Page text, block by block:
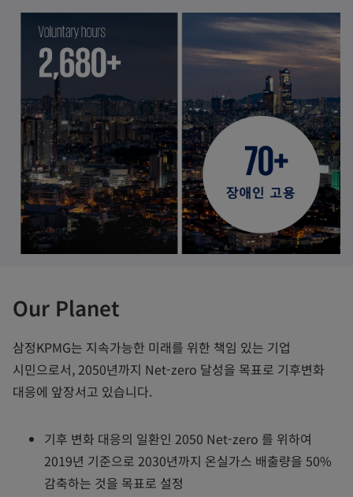
Our Planet
삼정KPMG는 지속가능한 미래를 위한 책임 있는 기업
시민으로서, 2050년까지 Net-zero 달성을 목표로 기후변화
대응에 앞장서고 있습니다.
기후 변화 대응의 일환인 2050 Net-zero 를 위하여
2019년 기준으로 2030년까지 온실가스 배출량을 50%
감축하는 것을 목표로 설정